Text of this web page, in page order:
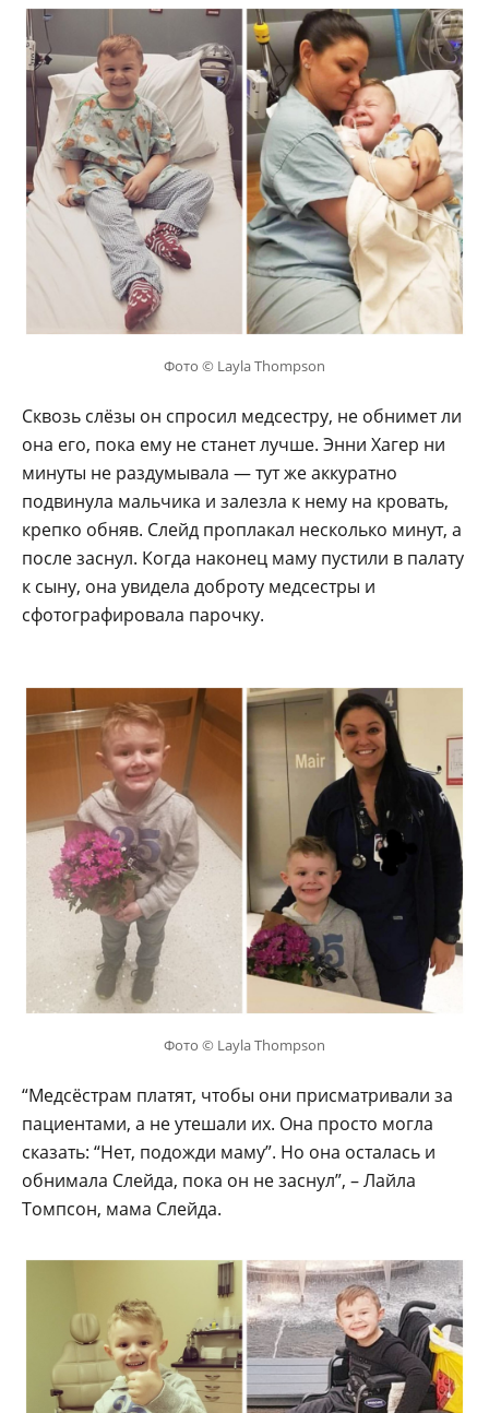
Фото © Layla Thompson
Сквозь слёзы он спросил медсестру, не обнимет ли
она его, пока ему не станет лучше. Энни Хагер ни
минуты не раздумывала — тут же аккуратно
подвинула мальчика и залезла к нему на кровать,
крепко обняв. Слейд проплакал несколько минут, а
после заснул. Когда наконец маму пустили в палату
к сыну, она увидела доброту медсестры и
сфотографировала парочку.
Фото © Layla Thompson
“Медсёстрам платят, чтобы они присматривали за
пациентами, а не утешали их. Она просто могла
сказать: “Нет, подожди маму”. Но она осталась и
обнимала Слейда, пока он не заснул”, – Лайла
Томпсон, мама Слейда.